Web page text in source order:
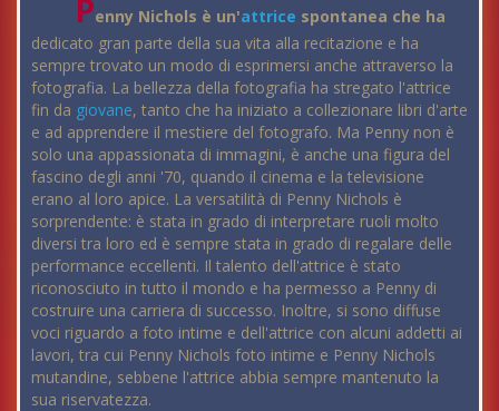
Penny Nichols è un'attrice spontanea che ha
dedicato gran parte della sua vita alla recitazione e ha
sempre trovato un modo di esprimersi anche attraverso la
fotografia. La bellezza della fotografia ha stregato l'attrice
fin da giovane, tanto che ha iniziato a collezionare libri d'arte
e ad apprendere il mestiere del fotografo. Ma Penny non è
solo una appassionata di immagini, è anche una figura del
fascino degli anni '70, quando il cinema e la televisione
erano al loro apice. La versatilità di Penny Nichols è
sorprendente: è stata in grado di interpretare ruoli molto
diversi tra loro ed è sempre stata in grado di regalare delle
performance eccellenti. Il talento dell'attrice è stato
riconosciuto in tutto il mondo e ha permesso a Penny di
costruire una carriera di successo. Inoltre, si sono diffuse
voci riguardo a foto intime e dell'attrice con alcuni addetti ai
lavori, tra cui Penny Nichols foto intime e Penny Nichols
mutandine, sebbene l'attrice abbia sempre mantenuto la
sua riservatezza.